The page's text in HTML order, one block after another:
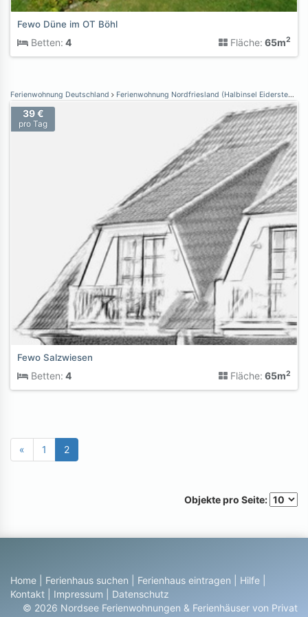
Fewo Düne im OT Böhl
Betten: 4 Fläche: 65m2
Ferienwohnung Deutschland Ferienwohnung Nordfriesland (Halbinsel Eiderstedt)
39 €
pro Tag
Fewo Salzwiesen
Betten: 4 Fläche: 65m2
« 1 2
Objekte pro Seite:
Home Ferienhaus suchen Ferienhaus eintragen Hilfe
Kontakt
Impressum
Datenschutz
© 2026 Nordsee Ferienwohnungen & Ferienhäuser von Privat